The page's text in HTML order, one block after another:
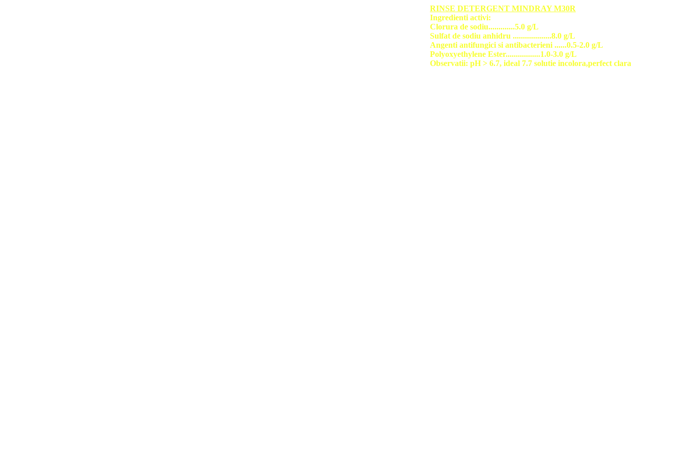
RINSE DETERGENT MINDRAY M30R
Ingredienti activi:
Clorura de sodiu.............5.0 g/L
Sulfat de sodiu anhidru ...................8.0 g/L
Angenti antifungici si antibacterieni ......0.5-2.0 g/L
Polyoxyethylene Ester.................1.0-3.0 g/L
Observatii: pH > 6.7, ideal 7.7 solutie incolora,perfect clara